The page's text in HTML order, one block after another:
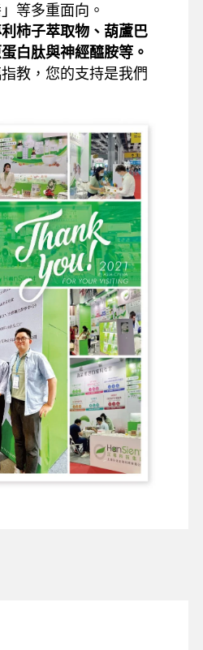
等多重面向。
柿子萃取物、葫蘆巴
白肽與神經醯胺等。
教，您的支持是我們